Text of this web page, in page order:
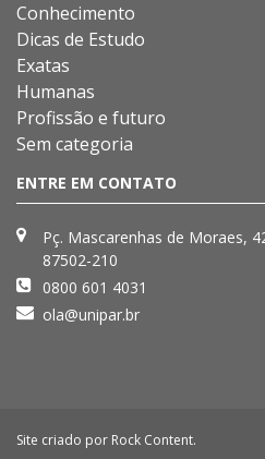
Conhecimento
Dicas de Estudo
Exatas
Humanas
Profissão e futuro
Sem categoria
ENTRE EM CONTATO
Pç. Mascarenhas de Moraes,
87502-210
0800 601 4031
ola@unipar.br
Site criado por Rock Content.